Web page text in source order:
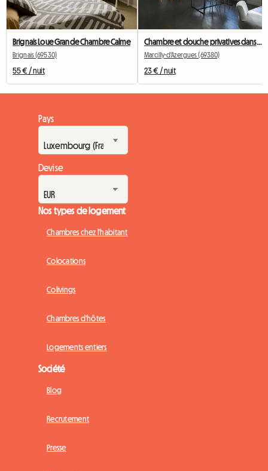
Brignais Loue Grande Chambre Calme
Brignais (69530)
55 € / nuit
Chambre et douche privatives dans loft avec terrasse 40 m2
Marcilly-d'Azergues (69380)
23 € / nuit
Pays
Devise
Nos types de logement
Chambres chez l'habitant
Colocations
Colivings
Chambres d'hôtes
Logements entiers
Société
Blog
Recrutement
Presse